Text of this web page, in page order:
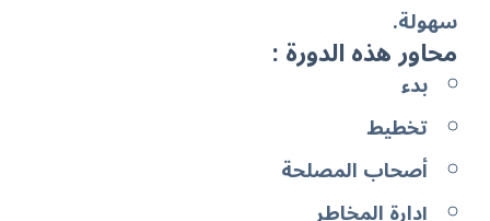
سهولة.
محاور هذه الدورة :
بدء
تخطيط
أصحاب المصلحة